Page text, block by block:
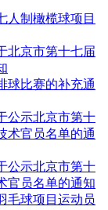
人制橄榄球项目
北京市第十七届
球比赛的补充通
公示北京市第十
术官员名单的通
公示北京市第十
官员名单的通知
毛球项目运动员